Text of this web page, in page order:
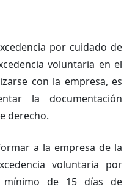
por cuidado de
voluntaria en el
con la empresa, es
la documentación
derecho.
a la empresa de la
voluntaria por
de 15 días de